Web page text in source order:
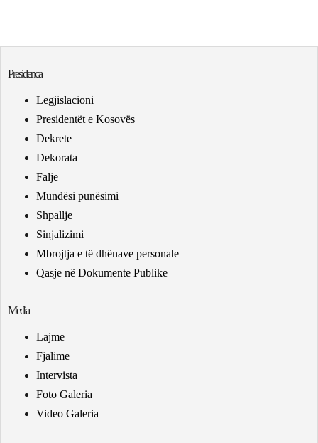
Presidenca
Legjislacioni
Presidentët e Kosovës
Dekrete
Dekorata
Falje
Mundësi punësimi
Shpallje
Sinjalizimi
Mbrojtja e të dhënave personale
Qasje në Dokumente Publike
Media
Lajme
Fjalime
Intervista
Foto Galeria
Video Galeria